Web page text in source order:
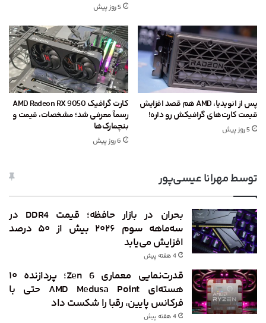
5 روز پیش
پس از انویدیا، AMD هم قصد افزایش
قیمت کارت‌های گرافیکش رو داره!
5 روز پیش
کارت گرافیک AMD Radeon RX 9050
رسماً معرفی شد؛ مشخصات، قیمت و
بنچمارک‌ها
6 روز پیش
توسط مهرانا عیسی‌پور
بحران در بازار حافظه؛ قیمت DDR4 در
سه‌ماهه سوم ۲۰۲۶ بیش از ۵۰ درصد
افزایش می‌یابد
4 هفته پیش
قدرت‌نمایی معماری Zen 6؛ پردازنده ۱۰
هسته‌ای AMD Medusa Point حتی با
فرکانس پایین، رقبا را شکست داد
4 هفته پیش